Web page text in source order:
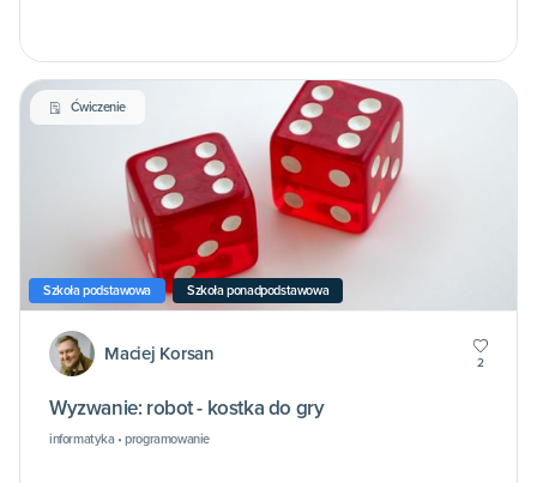
Ćwiczenie
Szkoła podstawowa Szkoła ponadpodstawowa
Maciej Korsan 2
Wyzwanie: robot - kostka do gry
informatyka • programowanie